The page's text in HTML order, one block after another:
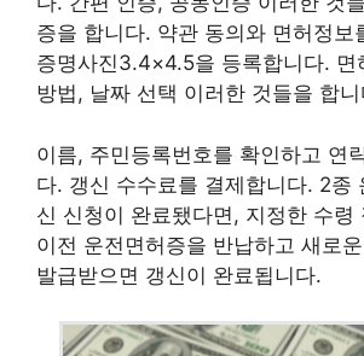
증을 합니다. 약관 동의와 면허정보
증명사진3.4×4.5을 등록합니다. 면
방법, 날짜 선택 이러한 것들을 합니
이름, 주민등록번호를 확인하고 연
다. 갱신 수수료를 결제합니다. 2종
신 신청이 완료됐다면, 지정한 수령
이전 운전면허증을 반납하고 새로
발급받으면 갱신이 완료됩니다.